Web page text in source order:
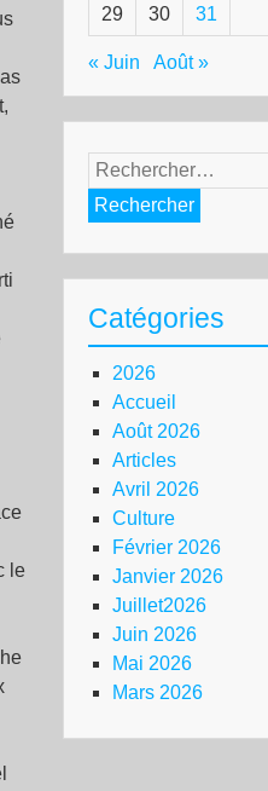
le
29 30 31
« Juin Août »
Rechercher :
Catégories
2026
Accueil
Août 2026
Articles
Avril 2026
Culture
Février 2026
Janvier 2026
Juillet2026
Juin 2026
Mai 2026
Mars 2026